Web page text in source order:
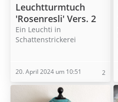
Leuchtturmtuch
'Rosenresli' Vers. 2
Ein Leuchti in
Schattenstrickerei
20. April 2024 um 10:51 2